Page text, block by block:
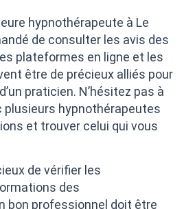
hypnothérapeute à Le
de consulter les avis des
plateformes en ligne et les
être de précieux alliés pour
praticien. N’hésitez pas à
hypnothérapeutes
et trouver celui qui vous
de vérifier les
des
bon professionnel doit être